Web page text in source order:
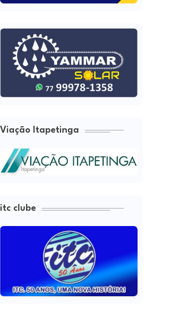
Viação Itapetinga
itc clube